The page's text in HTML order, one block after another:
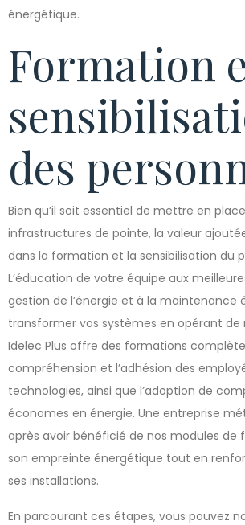
énergétique.
Formation
des
Bien qu’il soit essentiel de mettre en
infrastructures de pointe, la valeur
dans la formation et la sensibilisation du
L’éducation de votre équipe aux
gestion de l’énergie et à la maintenance
transformer vos systèmes en opérant
Idelec Plus offre des formations
compréhension et l’adhésion des
technologies, ainsi que l’adoption de
économes en énergie. Une entreprise
après avoir bénéficié de nos modules de
son empreinte énergétique tout en
ses installations.
En parcourant ces étapes, vous pouvez